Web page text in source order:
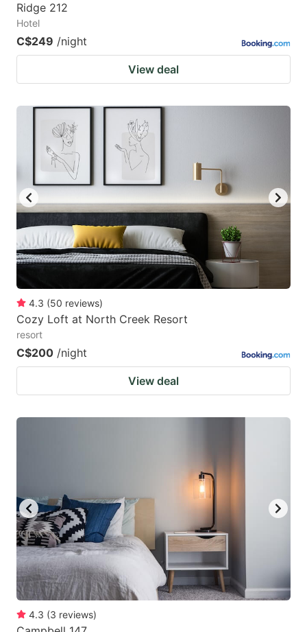
Ridge 212
Hotel
C$249 /night
View deal
4.3 (50 reviews)
Cozy Loft at North Creek Resort
resort
C$200 /night
View deal
4.3 (3 reviews)